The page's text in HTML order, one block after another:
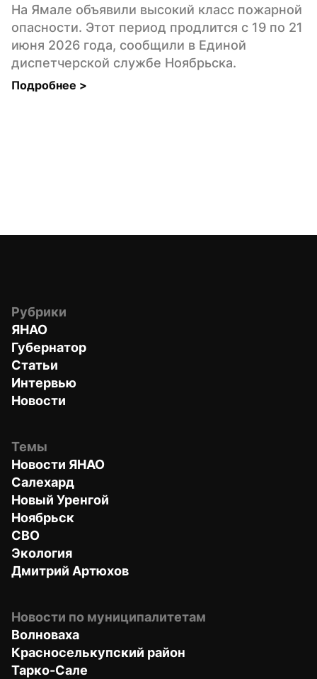
На Ямале объявили высокий класс пожарной
опасности. Этот период продлится с 19 по 21
июня 2026 года, сообщили в Единой
диспетчерской службе Ноябрьска.
Подробнее >
Рубрики
ЯНАО
Губернатор
Статьи
Интервью
Новости
Темы
Новости ЯНАО
Салехард
Новый Уренгой
Ноябрьск
СВО
Экология
Дмитрий Артюхов
Новости по муниципалитетам
Волноваха
Красноселькупский район
Тарко-Сале